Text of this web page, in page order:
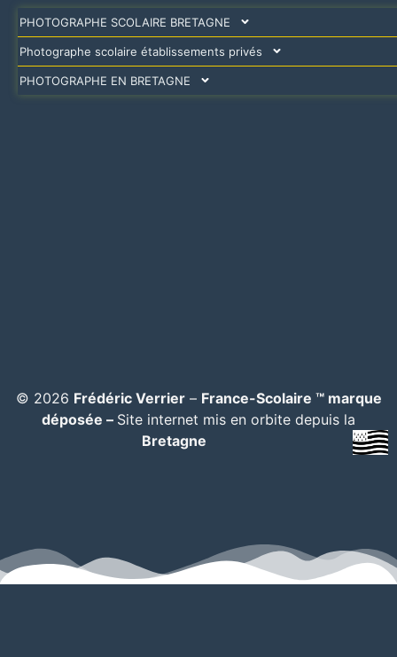
PHOTOGRAPHE SCOLAIRE BRETAGNE
Photographe scolaire établissements privés
PHOTOGRAPHE EN BRETAGNE
© 2026 Frédéric Verrier– France-Scolaire ™ marque
déposée – Site internet mis en orbite depuis la
Bretagne